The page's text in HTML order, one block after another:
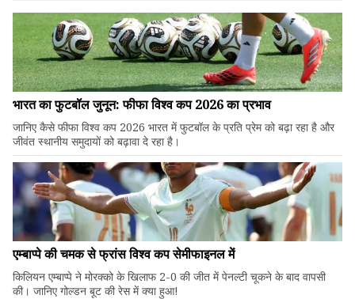
भारत का फुटबॉल जुनून: फीफा विश्व कप 2026 का प्रभाव
जानिए कैसे फीफा विश्व कप 2026 भारत में फुटबॉल के प्रति प्रेम को बढ़ा रहा है और
जीवंत स्थानीय समुदायों को बढ़ावा दे रहा है।
एम्बाप्पे की चमक से फ्रांस विश्व कप सेमीफाइनल में
किलियन एम्बाप्पे ने मोरक्को के खिलाफ 2-0 की जीत में पेनल्टी चूकने के बाद वापसी
की। जानिए गोल्डन बूट की रेस में क्या हुआ!